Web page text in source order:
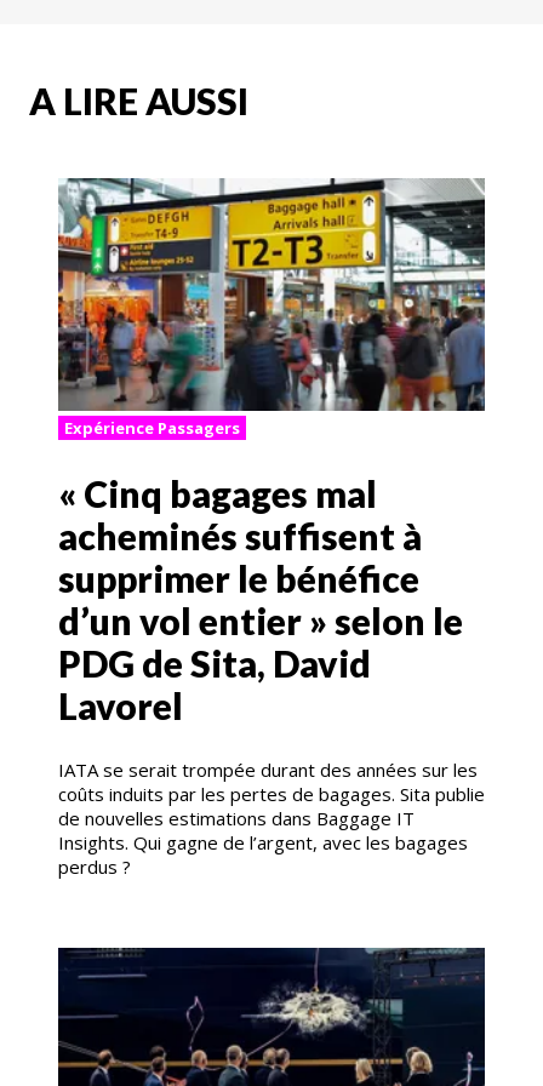
A LIRE AUSSI
Expérience Passagers
« Cinq bagages mal
acheminés suffisent à
supprimer le bénéfice
d’un vol entier » selon le
PDG de Sita, David
Lavorel
IATA se serait trompée durant des années sur les
coûts induits par les pertes de bagages. Sita publie
de nouvelles estimations dans Baggage IT
Insights. Qui gagne de l’argent, avec les bagages
perdus ?